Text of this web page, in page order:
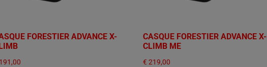
FORESTIER ADVANCE X-
191,00
CASQUE FORESTIER ADVANCE X-
CLIMB ME
€ 219,00